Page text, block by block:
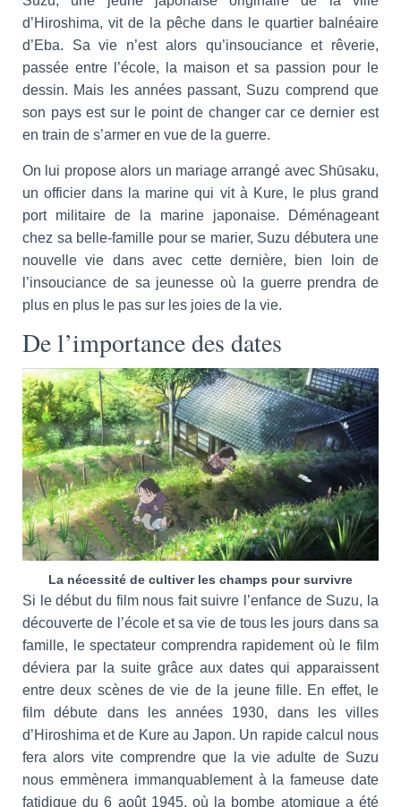
d’Hiroshima, vit de la pêche dans le quartier balnéaire
d’Eba. Sa vie n’est alors qu’insouciance et rêverie,
passée entre l’école, la maison et sa passion pour le
dessin. Mais les années passant, Suzu comprend que
son pays est sur le point de changer car ce dernier est
en train de s’armer en vue de la guerre.
On lui propose alors un mariage arrangé avec Shūsaku,
un officier dans la marine qui vit à Kure, le plus grand
port militaire de la marine japonaise. Déménageant
chez sa belle-famille pour se marier, Suzu débutera une
nouvelle vie dans avec cette dernière, bien loin de
l’insouciance de sa jeunesse où la guerre prendra de
plus en plus le pas sur les joies de la vie.
De l’importance des dates
La nécessité de cultiver les champs pour survivre
Si le début du film nous fait suivre l’enfance de Suzu, la
découverte de l’école et sa vie de tous les jours dans sa
famille, le spectateur comprendra rapidement où le film
déviera par la suite grâce aux dates qui apparaissent
entre deux scènes de vie de la jeune fille. En effet, le
film débute dans les années 1930, dans les villes
d’Hiroshima et de Kure au Japon. Un rapide calcul nous
fera alors vite comprendre que la vie adulte de Suzu
nous emmènera immanquablement à la fameuse date
fatidique du 6 août 1945, où la bombe atomique a été